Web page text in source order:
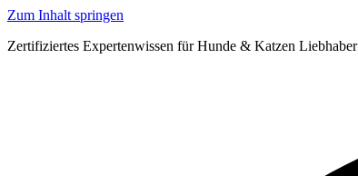
Zum Inhalt springen
Zertifiziertes Expertenwissen für Hunde & Katzen Liebhaber